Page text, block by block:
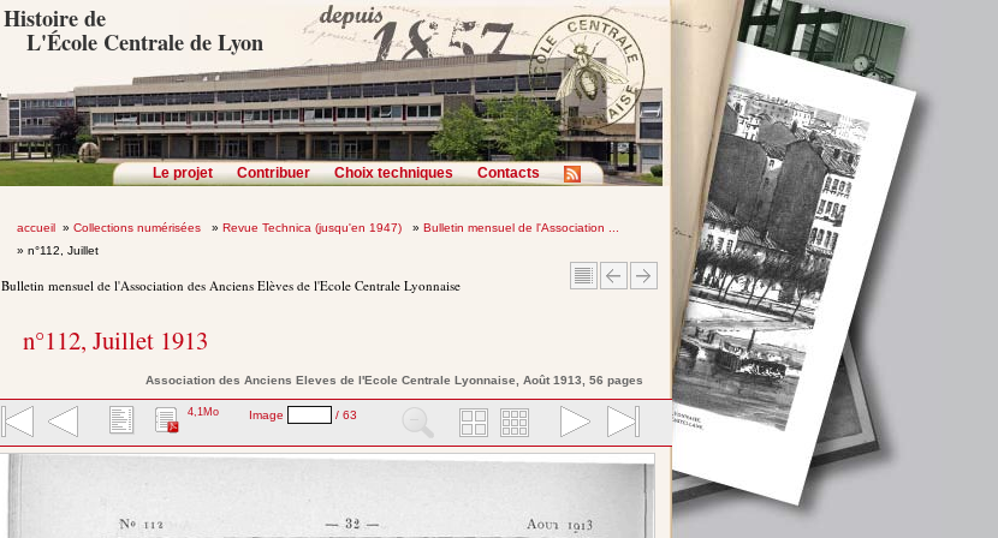
Histoire de
L'École Centrale de Lyon
Le projet Contribuer Choix techniques Contacts
accueil» Collections numérisées » Revue Technica (jusqu'en 1947) » Bulletin mensuel de l'Association ...
» n°112, Juillet
Bulletin mensuel de l'Association des Anciens Elèves de l'Ecole Centrale Lyonnaise
n°112, Juillet 1913
Association des Anciens Eleves de l'Ecole Centrale Lyonnaise, Août 1913, 56 pages
4,1Mo Image / 63